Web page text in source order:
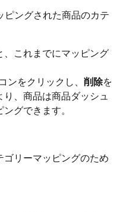
ピングされた商品のカテ
、これまでにマッピング
ンをクリックし、 削除を
、商品は商品ダッシュ
グできます。
リーマッピングのため